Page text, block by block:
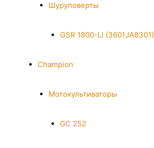
Шуруповерты
GSR 1800-LI (3601JA8301)
Champion
Мотокультиваторы
GC 252